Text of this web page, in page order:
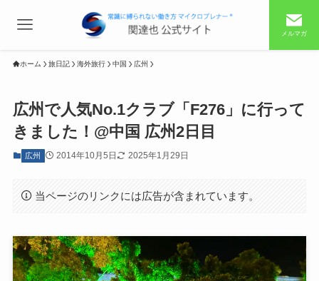
メルマガ
ホーム 旅日記 海外旅行 中国 広州
広州で人気No.1クラブ「F276」に行って
きました！@中国 広州2日目
広州 2014年10月5日 2025年1月29日
当ページのリンクには広告が含まれています。